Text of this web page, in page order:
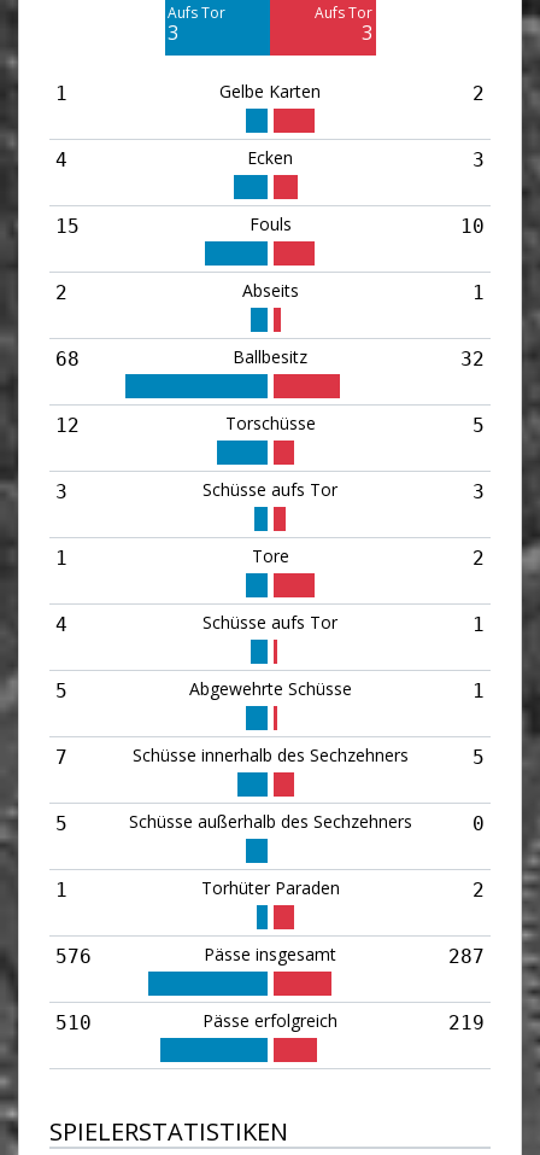
Aufs Tor
3
Aufs Tor
3
1 Gelbe Karten 2
4 Ecken 3
15 Fouls 10
2 Abseits 1
68 Ballbesitz 32
12 Torschüsse 5
3 Schüsse aufs Tor 3
1 Tore 2
4 Schüsse aufs Tor 1
5 Abgewehrte Schüsse 1
7 Schüsse innerhalb des Sechzehners 5
5 Schüsse außerhalb des Sechzehners 0
1 Torhüter Paraden 2
576 Pässe insgesamt 287
510 Pässe erfolgreich 219
SPIELERSTATISTIKEN